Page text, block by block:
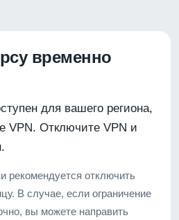
временно
для вашего региона,
VPN. Отключите VPN и
рекомендуется отключить
В случае, если ограничение
вы можете направить